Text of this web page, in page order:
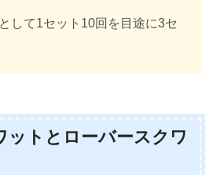
して1セット10回を目途に3セ
ットとローバースクワ